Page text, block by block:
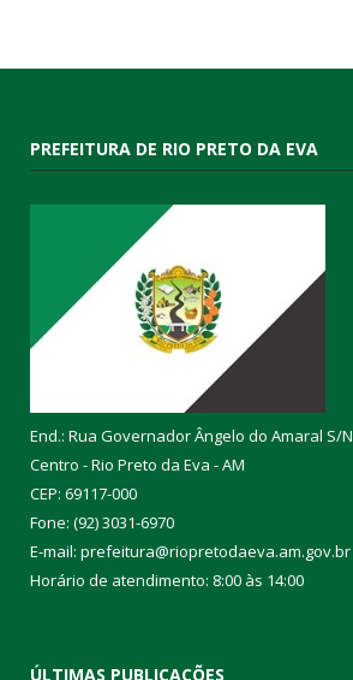
PREFEITURA DE RIO PRETO DA EVA
End.: Rua Governador Ângelo do Amaral S/N
Centro - Rio Preto da Eva - AM
CEP: 69117-000
Fone: (92) 3031-6970
E-mail: prefeitura@riopretodaeva.am.gov.br
Horário de atendimento: 8:00 às 14:00
ÚLTIMAS PUBLICAÇÕES